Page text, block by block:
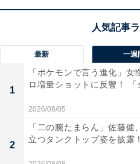
最新 一週
1
「ポケモンで言う進化」女
ロ増量ショットに反響！
2026/08/05
2
「二の腕たまらん」佐藤健
立つタンクトップ姿を披露